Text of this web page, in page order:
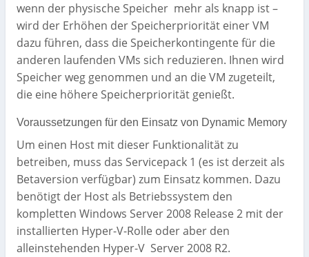
wenn der physische Speicher mehr als knapp ist –
wird der Erhöhen der Speicherpriorität einer VM
dazu führen, dass die Speicherkontingente für die
anderen laufenden VMs sich reduzieren. Ihnen wird
Speicher weg genommen und an die VM zugeteilt,
die eine höhere Speicherpriorität genießt.
Voraussetzungen für den Einsatz von Dynamic Memory
Um einen Host mit dieser Funktionalität zu
betreiben, muss das Servicepack 1 (es ist derzeit als
Betaversion verfügbar) zum Einsatz kommen. Dazu
benötigt der Host als Betriebssystem den
kompletten Windows Server 2008 Release 2 mit der
installierten Hyper-V-Rolle oder aber den
alleinstehenden Hyper-V Server 2008 R2.